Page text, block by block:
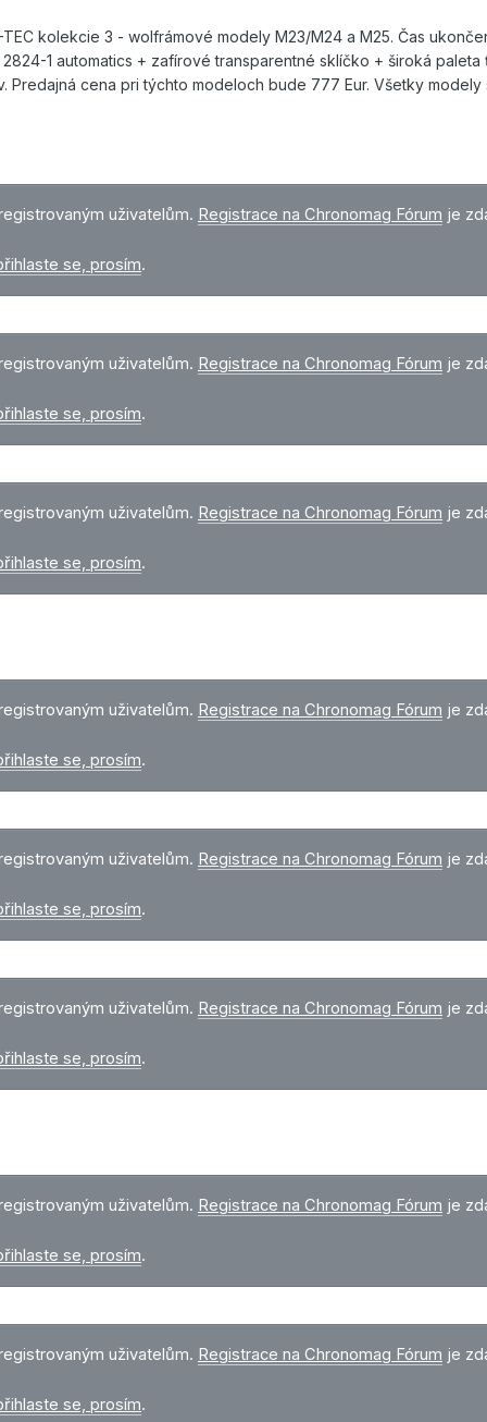
kolekcie 3 - wolfrámové modely M23/M24 a M25. Čas
1 automatics + zafírové transparentné sklíčko + široká
Predajná cena pri týchto modeloch bude 777 Eur. Všetky
uživatelům. Registrace na Chronomag Fórum je
se, prosím.
uživatelům. Registrace na Chronomag Fórum je
se, prosím.
uživatelům. Registrace na Chronomag Fórum je
se, prosím.
uživatelům. Registrace na Chronomag Fórum je
se, prosím.
uživatelům. Registrace na Chronomag Fórum je
se, prosím.
uživatelům. Registrace na Chronomag Fórum je
se, prosím.
uživatelům. Registrace na Chronomag Fórum je
se, prosím.
uživatelům. Registrace na Chronomag Fórum je
se, prosím.